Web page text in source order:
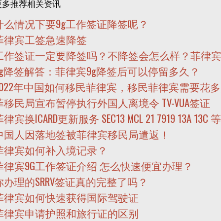
推荐相关资讯
么情况下要9g工作签证降签呢？
律宾工签急速降签
作签证一定要降签吗？不降签会怎么样？菲律宾
降签解答：菲律宾9g降签后可以停留多久？
年中国如何移民菲律宾，移民菲律宾需要花
移民局宣布暂停执行外国人离境令 TV-VUA签证
宾换ICARD更新服务 SEC13 MCL 21 7919 13A 13C 等
国人因落地签被菲律宾移民局遣返！
律宾如何补入境记录？
律宾9G工作签证介绍 怎么快速便宜办理？
办理的SRRV签证真的完整了吗？
律宾如何快速获得国际驾驶证
律宾申请护照和旅行证的区别